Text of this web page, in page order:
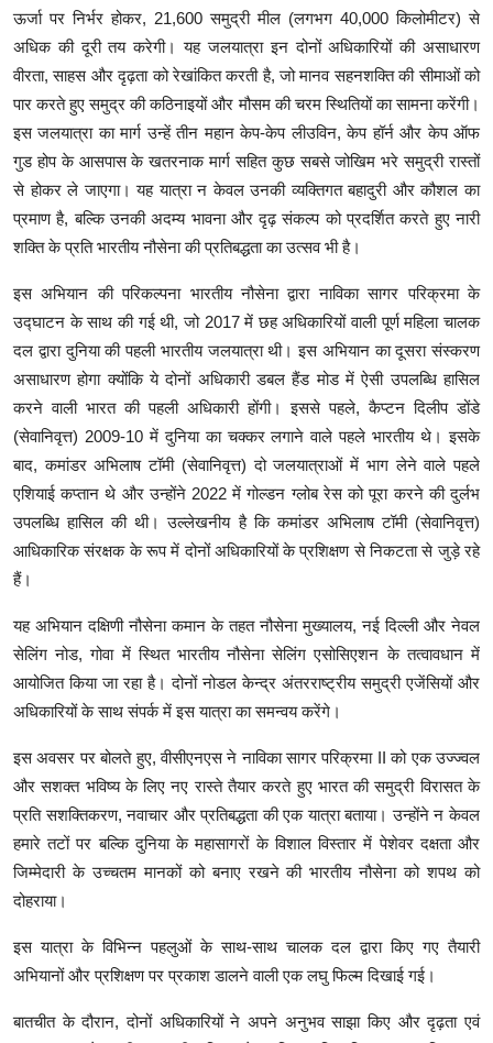
ऊर्जा पर निर्भर होकर, 21,600 समुद्री मील (लगभग 40,000 किलोमीटर) से
अधिक की दूरी तय करेगी। यह जलयात्रा इन दोनों अधिकारियों की असाधारण
वीरता, साहस और दृढ़ता को रेखांकित करती है, जो मानव सहनशक्ति की सीमाओं को
पार करते हुए समुद्र की कठिनाइयों और मौसम की चरम स्थितियों का सामना करेंगी।
इस जलयात्रा का मार्ग उन्हें तीन महान केप-केप लीउविन, केप हॉर्न और केप ऑफ
गुड होप के आसपास के खतरनाक मार्ग सहित कुछ सबसे जोखिम भरे समुद्री रास्तों
से होकर ले जाएगा। यह यात्रा न केवल उनकी व्यक्तिगत बहादुरी और कौशल का
प्रमाण है, बल्कि उनकी अदम्य भावना और दृढ़ संकल्प को प्रदर्शित करते हुए नारी
शक्ति के प्रति भारतीय नौसेना की प्रतिबद्धता का उत्सव भी है।
इस अभियान की परिकल्पना भारतीय नौसेना द्वारा नाविका सागर परिक्रमा के
उद्घाटन के साथ की गई थी, जो 2017 में छह अधिकारियों वाली पूर्ण महिला चालक
दल द्वारा दुनिया की पहली भारतीय जलयात्रा थी। इस अभियान का दूसरा संस्करण
असाधारण होगा क्योंकि ये दोनों अधिकारी डबल हैंड मोड में ऐसी उपलब्धि हासिल
करने वाली भारत की पहली अधिकारी होंगी। इससे पहले, कैप्टन दिलीप डोंडे
(सेवानिवृत्त) 2009-10 में दुनिया का चक्कर लगाने वाले पहले भारतीय थे। इसके
बाद, कमांडर अभिलाष टॉमी (सेवानिवृत्त) दो जलयात्राओं में भाग लेने वाले पहले
एशियाई कप्तान थे और उन्होंने 2022 में गोल्डन ग्लोब रेस को पूरा करने की दुर्लभ
उपलब्धि हासिल की थी। उल्लेखनीय है कि कमांडर अभिलाष टॉमी (सेवानिवृत्त)
आधिकारिक संरक्षक के रूप में दोनों अधिकारियों के प्रशिक्षण से निकटता से जुड़े रहे
हैं।
यह अभियान दक्षिणी नौसेना कमान के तहत नौसेना मुख्यालय, नई दिल्ली और नेवल
सेलिंग नोड, गोवा में स्थित भारतीय नौसेना सेलिंग एसोसिएशन के तत्वावधान में
आयोजित किया जा रहा है। दोनों नोडल केन्द्र अंतरराष्ट्रीय समुद्री एजेंसियों और
अधिकारियों के साथ संपर्क में इस यात्रा का समन्वय करेंगे।
इस अवसर पर बोलते हुए, वीसीएनएस ने नाविका सागर परिक्रमा II को एक उज्‍ज्‍वल
और सशक्त भविष्य के लिए नए रास्ते तैयार करते हुए भारत की समुद्री विरासत के
प्रति सशक्तिकरण, नवाचार और प्रतिबद्धता की एक यात्रा बताया। उन्होंने न केवल
हमारे तटों पर बल्कि दुनिया के महासागरों के विशाल विस्तार में पेशेवर दक्षता और
जिम्मेदारी के उच्चतम मानकों को बनाए रखने की भारतीय नौसेना को शपथ को
दोहराया।
इस यात्रा के विभिन्न पहलुओं के साथ-साथ चालक दल द्वारा किए गए तैयारी
अभियानों और प्रशिक्षण पर प्रकाश डालने वाली एक लघु फिल्म दिखाई गई।
बातचीत के दौरान, दोनों अधिकारियों ने अपने अनुभव साझा किए और दृढ़ता एवं